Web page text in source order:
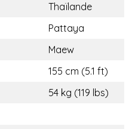
Thaïlande
Pattaya
Maew
155 cm (5.1 ft)
54 kg (119 lbs)